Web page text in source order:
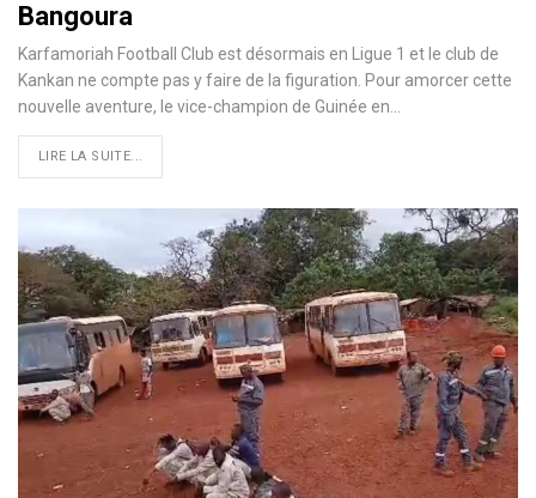
Bangoura
Karfamoriah Football Club est désormais en Ligue 1 et le club de
Kankan ne compte pas y faire de la figuration. Pour amorcer cette
nouvelle aventure, le vice-champion de Guinée en…
LIRE LA SUITE...